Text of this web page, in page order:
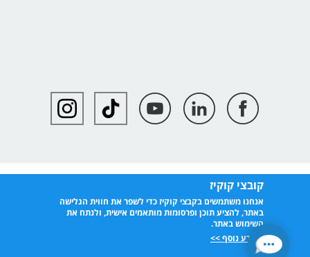
קובצי קוקיז
אנחנו משתמשים בקבצי קוקיז כדי לשפר את חווית הגלישה
באתר, להציע תוכן ופרסומות מותאמים אישית, ולנתח את
השימוש באתר.
למידע נוסף >>